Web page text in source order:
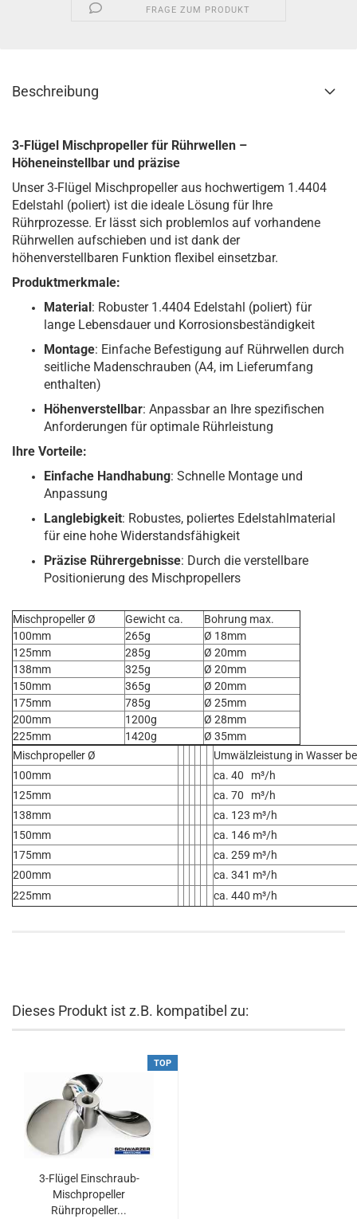
FRAGE ZUM PRODUKT
Beschreibung
3-Flügel Mischpropeller für Rührwellen –
Höheneinstellbar und präzise
Unser 3-Flügel Mischpropeller aus hochwertigem 1.4404
Edelstahl (poliert) ist die ideale Lösung für Ihre
Rührprozesse. Er lässt sich problemlos auf vorhandene
Rührwellen aufschieben und ist dank der
höhenverstellbaren Funktion flexibel einsetzbar.
Produktmerkmale:
Material: Robuster 1.4404 Edelstahl (poliert) für
lange Lebensdauer und Korrosionsbeständigkeit
Montage: Einfache Befestigung auf Rührwellen durch
seitliche Madenschrauben (A4, im Lieferumfang
enthalten)
Höhenverstellbar: Anpassbar an Ihre spezifischen
Anforderungen für optimale Rührleistung
Ihre Vorteile:
Einfache Handhabung: Schnelle Montage und
Anpassung
Langlebigkeit: Robustes, poliertes Edelstahlmaterial
für eine hohe Widerstandsfähigkeit
Präzise Rührergebnisse: Durch die verstellbare
Positionierung des Mischpropellers
Mischpropeller Ø Gewicht ca.
Bohrung max.
100mm
265g
Ø 18mm
125mm
285g
Ø 20mm
138mm
325g
Ø 20mm
150mm
365g
Ø 20mm
175mm
785g
Ø 25mm
200mm
1200g
Ø 28mm
225mm
1420g
Ø 35mm
Mischpropeller Ø
Umwälzleistung in Wasser
100mm
ca. 40 m³/h
125mm
ca. 70 m³/h
138mm
ca. 123 m³/h
150mm
ca. 146 m³/h
175mm
ca. 259 m³/h
200mm
ca. 341 m³/h
225mm
ca. 440 m³/h
Dieses Produkt ist z.B. kompatibel zu:
TOP
3-Flügel Einschraub-
Mischpropeller
Rührpropeller...